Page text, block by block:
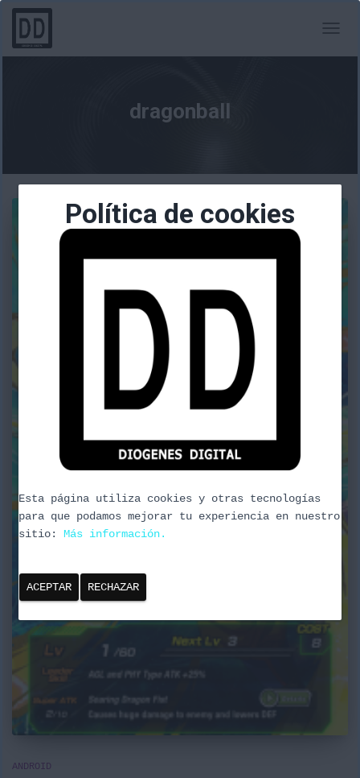
MODO
dragonball
ANDROID
Política de cookies
Esta página utiliza cookies y otras tecnologías
para que podamos mejorar tu experiencia en nuestro
sitio: Más información.
ACEPTAR RECHAZAR